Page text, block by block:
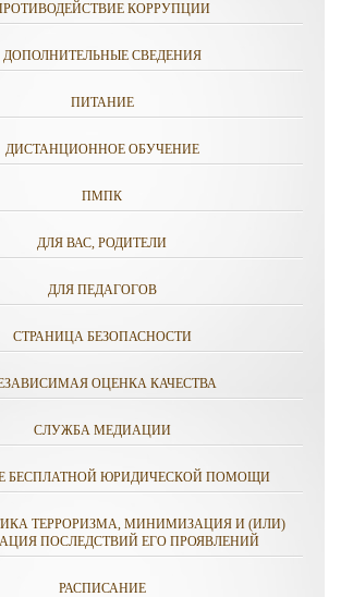
КОРРУПЦИИ
ДОПОЛНИТЕЛЬНЫЕ СВЕДЕНИЯ
ПИТАНИЕ
ДИСТАНЦИОННОЕ ОБУЧЕНИЕ
ПМПК
ДЛЯ ВАС, РОДИТЕЛИ
ДЛЯ ПЕДАГОГОВ
СТРАНИЦА БЕЗОПАСНОСТИ
ОЦЕНКА КАЧЕСТВА
СЛУЖБА МЕДИАЦИИ
БЕСПЛАТНОЙ ЮРИДИЧЕСКОЙ ПОМОЩИ
ТЕРРОРИЗМА, МИНИМИЗАЦИЯ И (ИЛИ)
ПОСЛЕДСТВИЙ ЕГО ПРОЯВЛЕНИЙ
РАСПИСАНИЕ